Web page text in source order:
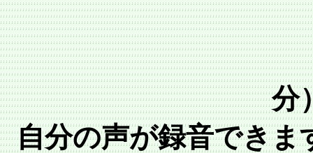
分
自分の声が録音でき